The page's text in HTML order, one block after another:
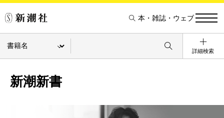
本・雑誌・ウェブ
詳細検索
新潮新書